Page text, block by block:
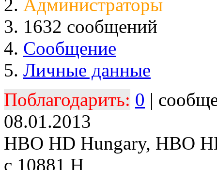
Администраторы
1632 сообщений
Сообщение
Личные данные
Поблагодарить: 0 |
08.01.2013
HBO HD Hungary, HBO
с 10881 H